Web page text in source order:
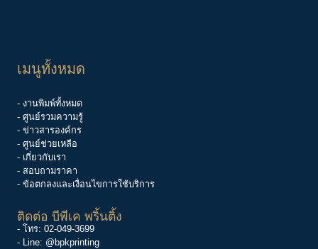
เมนูทั้งหมด
- งานพิมพ์ทั้งหมด
- ศูนย์รวมความรู้
- ข่าวสารองค์กร
- ศูนย์ช่วยเหลือ
- เกี่ยวกับเรา
- สอบถามราคา
- ข้อตกลงและเงื่อนไขการใช้บริการ
ติดต่อ บีพีเค พริ้นติ้ง
- โทร: 02-049-3699
- Line: @bpkprinting